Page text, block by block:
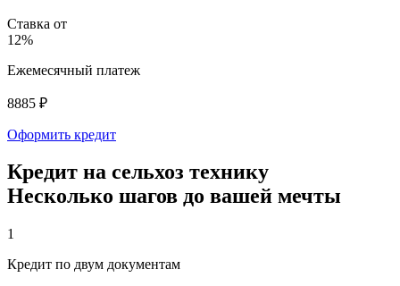
Ставка от
12%
Ежемесячный платеж
8885 ₽
Оформить кредит
Кредит на сельхоз технику
Несколько шагов до вашей мечты
1
Кредит по двум документам